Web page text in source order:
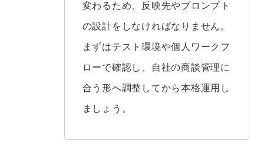
変わるため、反映先やプロンプト
の設計をしなければなりません。
まずはテスト環境や個人ワークフ
ローで確認し、自社の商談管理に
合う形へ調整してから本格運用し
ましょう。